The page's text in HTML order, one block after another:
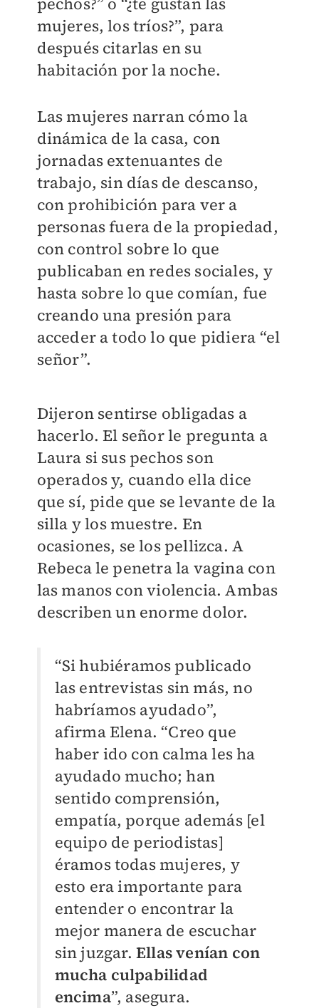
mujeres, los tríos?”, para
después citarlas en su
habitación por la noche.
Las mujeres narran cómo la
dinámica de la casa, con
jornadas extenuantes de
trabajo, sin días de descanso,
con prohibición para ver a
personas fuera de la propiedad,
con control sobre lo que
publicaban en redes sociales, y
hasta sobre lo que comían, fue
creando una presión para
acceder a todo lo que pidiera “el
señor”.
Dijeron sentirse obligadas a
hacerlo. El señor le pregunta a
Laura si sus pechos son
operados y, cuando ella dice
que sí, pide que se levante de la
silla y los muestre. En
ocasiones, se los pellizca. A
Rebeca le penetra la vagina con
las manos con violencia. Ambas
describen un enorme dolor.
“Si hubiéramos publicado
las entrevistas sin más, no
habríamos ayudado”,
afirma Elena. “Creo que
haber ido con calma les ha
ayudado mucho; han
sentido comprensión,
empatía, porque además [el
equipo de periodistas]
éramos todas mujeres, y
esto era importante para
entender o encontrar la
mejor manera de escuchar
sin juzgar. Ellas venían con
mucha culpabilidad
encima”, asegura.